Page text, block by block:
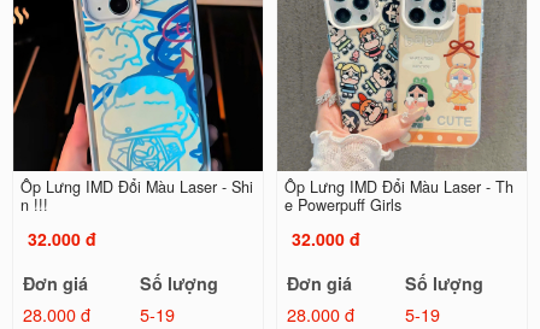
Ốp Lưng IMD Đổi Màu Laser - Shi
n !!!
32.000 đ
Đơn giá
Số lượng
28.000 đ
5-19
Ốp Lưng IMD Đổi Màu Laser - Th
e Powerpuff Girls
32.000 đ
Đơn giá
Số lượng
28.000 đ
5-19